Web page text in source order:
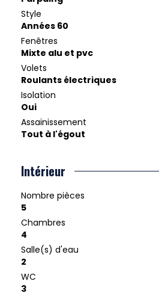
Style
Années 60
Fenêtres
Mixte alu et pvc
Volets
Roulants électriques
Isolation
Oui
Assainissement
Tout à l'égout
Intérieur
Nombre pièces
5
Chambres
4
Salle(s) d'eau
2
WC
3